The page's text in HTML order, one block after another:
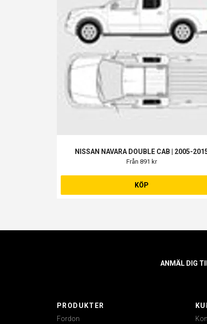
NISSAN NAVARA DOUBLE CAB | 2005-
Från 891 kr
KÖP
ANMÄL DIG
PRODUKTER
Fordon